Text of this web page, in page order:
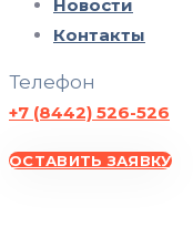
Новости
Контакты
Телефон
+7 (8442) 526-526
ОСТАВИТЬ ЗАЯВКУ